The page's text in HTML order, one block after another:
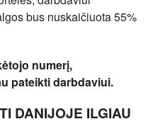
bus nuskaičiuota 55%
numerį,
pateikti darbdaviui.
DANIJOJE ILGIAU